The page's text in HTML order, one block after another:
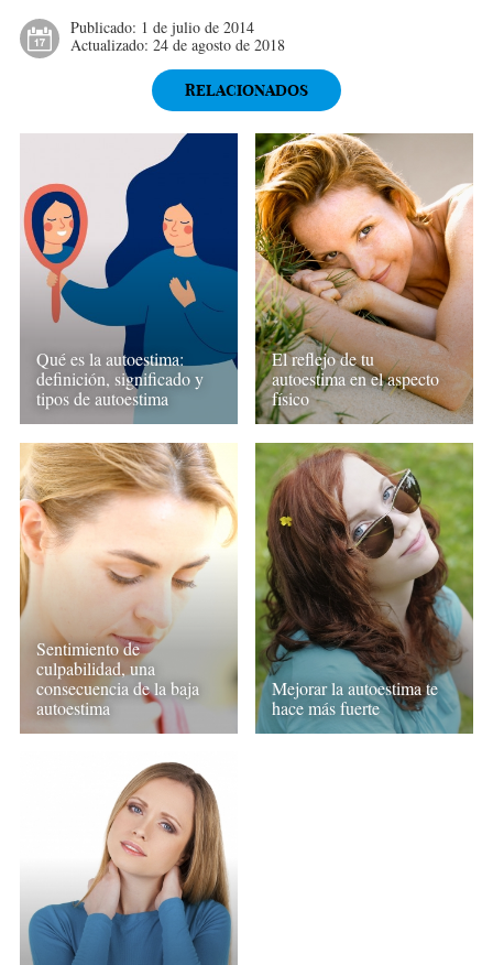
Publicado: 1 de julio de 2014
Actualizado: 24 de agosto de 2018
RELACIONADOS
Qué es la autoestima:
definición, significado y
tipos de autoestima
El reflejo de tu
autoestima en el aspecto
físico
Sentimiento de
culpabilidad, una
consecuencia de la baja
autoestima
Mejorar la autoestima te
hace más fuerte